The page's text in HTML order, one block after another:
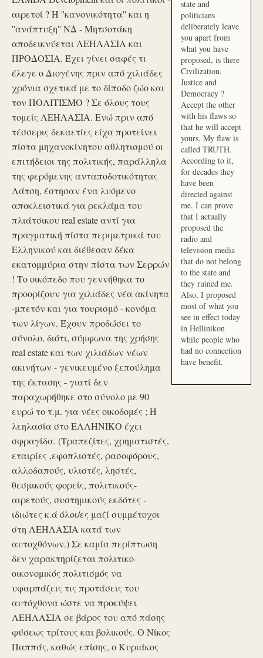
αιρετοί ? Η ''κανονικότητα'' και η
''ανάπτυξη'' ΝΔ - Μητσοτάκη
αποδεικνύεται ΛΕΗΛΑΣΙΑ και
ΠΡΟΔΟΣΙΑ. Έχει γίνει σαφές τι
έλεγε ο Διογένης πριν από χιλιάδες
χρόνια σχετικά με το δίποδο ζώο και
τον ΠΟΛΙΤΙΣΜΟ ? Σε όλους τους
τομείς ΛΕΗΛΑΣΙΑ. Ενώ πριν από
τέσσερις δεκαετίες είχα προτείνει
πίστα μηχανοκίνητου αθλητισμού οι
επιτήδειοι της πολιτικής, παράλληλα
της φερόμενης ανταποδοτικότητας
Λάτση, έστησαν ένα λυόμενο
αποκλειστικά για ρεκλάμα του
πλιάτσικου real estate αντί για
πραγματική πίστα περιμετρικά του
Ελληνικού και διέθεσαν δέκα
εκατομμύρια στην πίστα των Σερρών
! Το οικόπεδο που γεννήθηκα το
προορίζουν για χιλιάδες νέα ακίνητα
-μπετόν και για τουρισμό - κονόμα
των λίγων. Έχουν προδώσει το
σύνολο, διότι, σύμφωνα της χρήσης
real estate και των χιλιάδων νέων
ακινήτων - γενικευμένο ξεπούλημα
της έκτασης - γιατί δεν
παραχωρήθηκε στο σύνολο με 90
ευρώ το τ.μ. για νέες οικοδομές ; Η
λεηλασία στο ΕΛΛΗΝΙΚΟ έχει
σφραγίδα. (Τραπεζίτες, χρηματιστές,
εταιρίες ,εφοπλιστές, ρασοφόρους,
αλλοδαπούς, υλιστές, ληστές,
θεσμικούς φορείς, πολιτικούς-
αιρετούς, συστημικούς εκδότες -
ιδιώτες κ.ά όλοι/ες μαζί συμμέτοχοι
στη ΛΕΗΛΑΣΙΑ κατά των
αυτοχθόνων.) Σε καμία περίπτωση
δεν χαρακτηρίζεται πολιτικο-
οικονομικός πολιτισμός να
υφαρπάζεις τις προτάσεις του
αυτόχθονα ώστε να προκύψει
ΛΕΗΛΑΣΙΑ σε βάρος του από πάσης
φύσεως τρίτους και βολικούς. Ο Νίκος
Παππάς, καθώς επίσης, ο Κυριάκος
state and
politicians
deliberately leave
you apart from
what you have
proposed, is there
Civilization,
Justice and
Democracy ?
Accept the other
with his flaws so
that he will accept
yours. My flaw is
called TRUTH.
According to it,
for decades they
have been
directed against
me. I can prove
that I actually
proposed the
radio and
television media
that do not belong
to the state and
they ruined me.
Also, I proposed
most of what you
see in effect today
in Hellinikon
while people who
had no connection
have benefit.